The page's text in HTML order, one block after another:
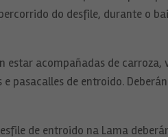
do desfile, durante o
acompañadas de
pasacalles de entroido.
de entroido na Lama